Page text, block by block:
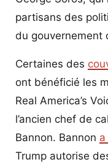
partisans des
du gouvernement
Certaines des
ont bénéficié les
Real America’s
l’ancien chef de
Bannon. Bannon
Trump autorise